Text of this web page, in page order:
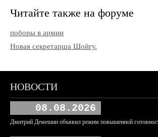
Читайте также на форуме
поборы в армии
Новая секретарша Шойгу.
НОВОСТИ
08.08.2026
Дмитрий Демешин объявил режим повышенной